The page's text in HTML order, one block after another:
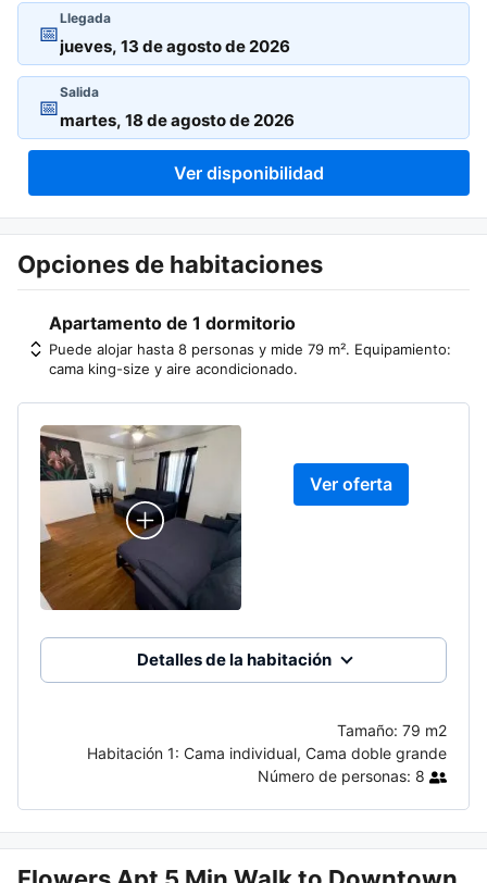
📅
Llegada
📅
Salida
Ver disponibilidad
Opciones de habitaciones
Apartamento de 1 dormitorio
Puede alojar hasta 8 personas y mide 79 m². Equipamiento:
cama king-size y aire acondicionado.
Ver oferta
Detalles de la habitación
Tamaño: 79 m2
Habitación 1: Cama individual, Cama doble grande
Número de personas: 8